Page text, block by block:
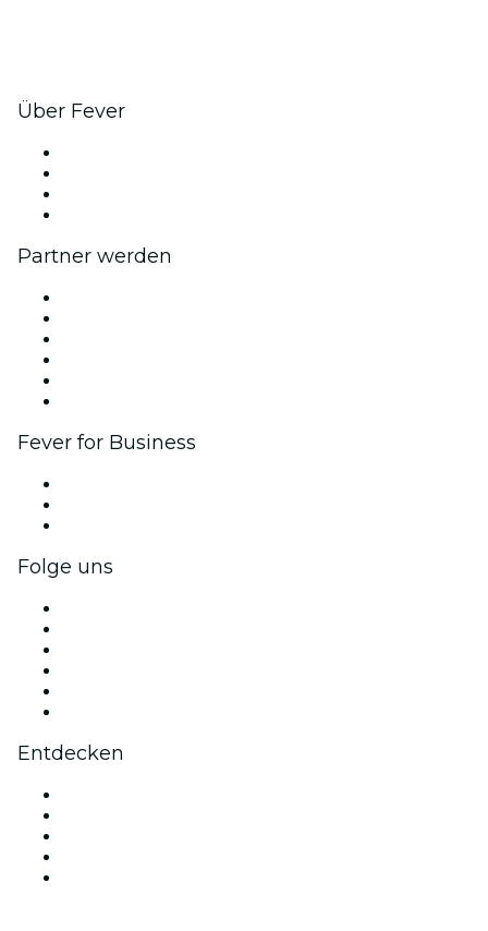
Über Fever
Partner werden
Fever for Business
Folge uns
Entdecken